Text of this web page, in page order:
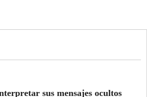
sus mensajes ocultos